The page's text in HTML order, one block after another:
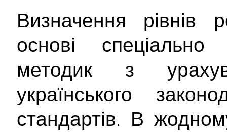
Визначення рівнів
основі спеціально
методик з
українського
стандартів. В